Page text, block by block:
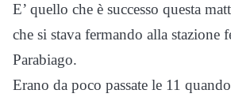
E’ quello che è successo questa
che si stava fermando alla stazione
Parabiago.
Erano da poco passate le 11